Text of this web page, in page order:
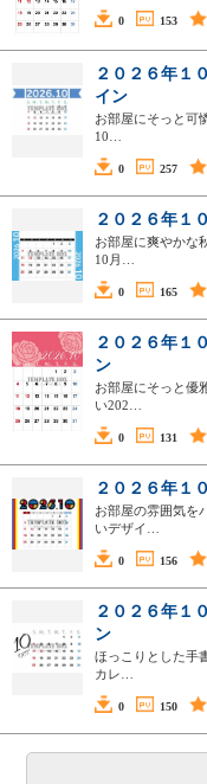
0 153
２０２６年１
イン
お部屋にそっと可
10…
0 257
２０２６年１
お部屋に爽やかな
10月…
0 165
２０２６年１
ン
お部屋にそっと優
い202…
0 131
２０２６年１
お部屋の雰囲気を
いデザイ…
0 156
２０２６年１
ン
ほっこりとした手
カレ…
0 150